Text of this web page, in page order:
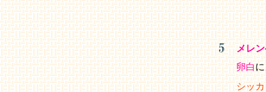
メレ
卵白
シッ